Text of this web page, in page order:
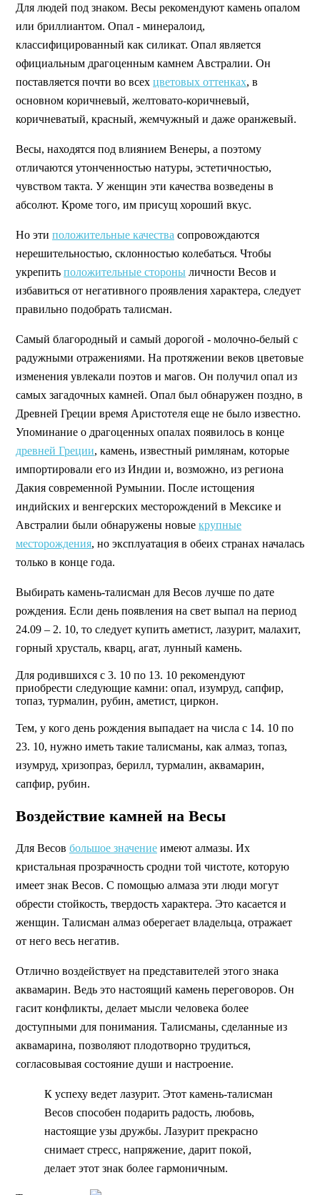
Для людей под знаком. Весы рекомендуют камень опалом
или бриллиантом. Опал - минералоид,
классифицированный как силикат. Опал является
официальным драгоценным камнем Австралии. Он
поставляется почти во всех цветовых оттенках, в
основном коричневый, желтовато-коричневый,
коричневатый, красный, жемчужный и даже оранжевый.
Весы, находятся под влиянием Венеры, а поэтому
отличаются утонченностью натуры, эстетичностью,
чувством такта. У женщин эти качества возведены в
абсолют. Кроме того, им присущ хороший вкус.
Но эти положительные качества сопровождаются
нерешительностью, склонностью колебаться. Чтобы
укрепить положительные стороны личности Весов и
избавиться от негативного проявления характера, следует
правильно подобрать талисман.
Самый благородный и самый дорогой - молочно-белый с
радужными отражениями. На протяжении веков цветовые
изменения увлекали поэтов и магов. Он получил опал из
самых загадочных камней. Опал был обнаружен поздно, в
Древней Греции время Аристотеля еще не было известно.
Упоминание о драгоценных опалах появилось в конце
древней Греции, камень, известный римлянам, которые
импортировали его из Индии и, возможно, из региона
Дакия современной Румынии. После истощения
индийских и венгерских месторождений в Мексике и
Австралии были обнаружены новые крупные
месторождения, но эксплуатация в обеих странах началась
только в конце года.
Выбирать камень-талисман для Весов лучше по дате
рождения. Если день появления на свет выпал на период
24.09 – 2. 10, то следует купить аметист, лазурит, малахит,
горный хрусталь, кварц, агат, лунный камень.
Для родившихся с 3. 10 по 13. 10 рекомендуют
приобрести следующие камни: опал, изумруд, сапфир,
топаз, турмалин, рубин, аметист, циркон.
Тем, у кого день рождения выпадает на числа с 14. 10 по
23. 10, нужно иметь такие талисманы, как алмаз, топаз,
изумруд, хризопраз, берилл, турмалин, аквамарин,
сапфир, рубин.
Воздействие камней на Весы
Для Весов большое значение имеют алмазы. Их
кристальная прозрачность сродни той чистоте, которую
имеет знак Весов. С помощью алмаза эти люди могут
обрести стойкость, твердость характера. Это касается и
женщин. Талисман алмаз оберегает владельца, отражает
от него весь негатив.
Отлично воздействует на представителей этого знака
аквамарин. Ведь это настоящий камень переговоров. Он
гасит конфликты, делает мысли человека более
доступными для понимания. Талисманы, сделанные из
аквамарина, позволяют плодотворно трудиться,
согласовывая состояние души и настроение.
К успеху ведет лазурит. Этот камень-талисман
Весов способен подарить радость, любовь,
настоящие узы дружбы. Лазурит прекрасно
снимает стресс, напряжение, дарит покой,
делает этот знак более гармоничным.